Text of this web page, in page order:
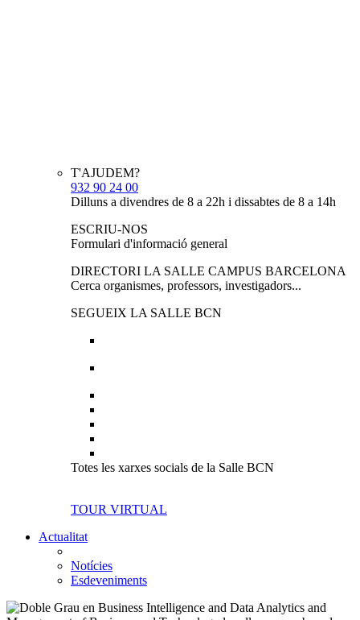
T'AJUDEM?
932 90 24 00
Dilluns a divendres de 8 a 22h i dissabtes de 8 a 14h
ESCRIU-NOS
Formulari d'informació general
DIRECTORI LA SALLE CAMPUS BARCELONA
Cerca organismes, professors, investigadors...
SEGUEIX LA SALLE BCN
Totes les xarxes socials de la Salle BCN
TOUR VIRTUAL
Actualitat
Notícies
Esdeveniments